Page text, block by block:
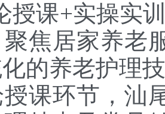
授课+实操实
焦居家养老
的养老护理
课环节，汕